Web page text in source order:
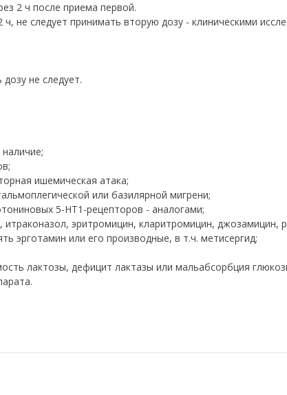
2 ч после приема первой.
не следует принимать вторую дозу - клиническими
не следует.
ишемическая атака;
или базилярной мигрени;
5-HT1-рецепторов - аналогами;
эритромицин, кларитромицин, джозамицин,
эрготамин или его производные, в т.ч. метисергид;
лактозы, дефицит лактазы или мальабсорбция